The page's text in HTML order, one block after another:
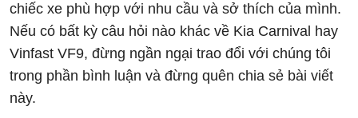
chiếc xe phù hợp với nhu cầu và sở thích của mình.
Nếu có bất kỳ câu hỏi nào khác về Kia Carnival hay
Vinfast VF9, đừng ngần ngại trao đổi với chúng tôi
trong phần bình luận và đừng quên chia sẻ bài viết
này.